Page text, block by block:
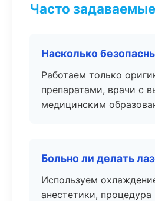
Часто
Насколько
Работаем только
препаратами, врачи с
медицинским
Больно ли делать
Используем
анестетики,